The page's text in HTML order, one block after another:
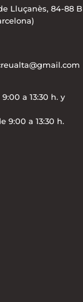
Lluçanès, 84-88 B
a 13:30 h. y
9:00 a 13:30 h.